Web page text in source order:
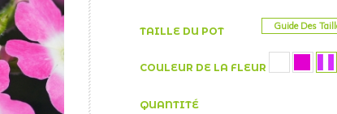
TAILLE DU POT Guide Des
COULEUR DE LA FLEUR
QUANTITÉ